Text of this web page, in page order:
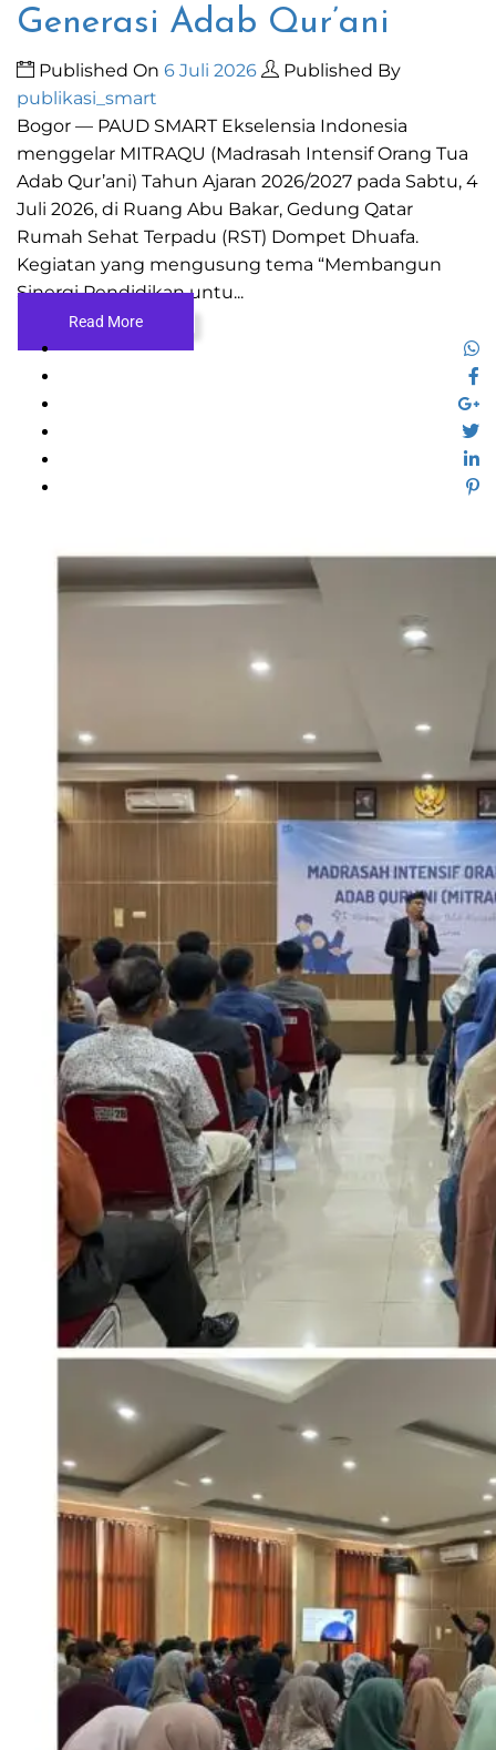
Generasi Adab Qur’ani
Published On 6 Juli 2026
Published By
publikasi_smart
Bogor — PAUD SMART Ekselensia Indonesia
menggelar MITRAQU (Madrasah Intensif Orang Tua
Adab Qur’ani) Tahun Ajaran 2026/2027 pada Sabtu, 4
Juli 2026, di Ruang Abu Bakar, Gedung Qatar
Rumah Sehat Terpadu (RST) Dompet Dhuafa.
Kegiatan yang mengusung tema “Membangun
Sinergi Pendidikan untu...
Read More